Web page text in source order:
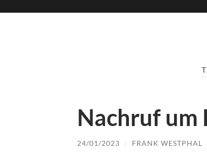
Nachruf um
24/01/2023 / FRANK WESTPHAL